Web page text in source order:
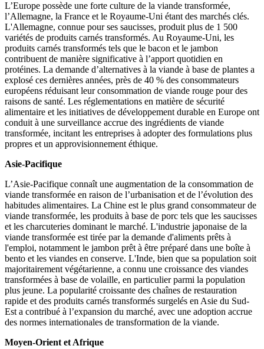
L’Europe possède une forte culture de la viande transformée,
l’Allemagne, la France et le Royaume-Uni étant des marchés clés.
L'Allemagne, connue pour ses saucisses, produit plus de 1 500
variétés de produits carnés transformés. Au Royaume-Uni, les
produits carnés transformés tels que le bacon et le jambon
contribuent de manière significative à l’apport quotidien en
protéines. La demande d’alternatives à la viande à base de plantes a
explosé ces dernières années, près de 40 % des consommateurs
européens réduisant leur consommation de viande rouge pour des
raisons de santé. Les réglementations en matière de sécurité
alimentaire et les initiatives de développement durable en Europe ont
conduit à une surveillance accrue des ingrédients de viande
transformée, incitant les entreprises à adopter des formulations plus
propres et un approvisionnement éthique.
Asie-Pacifique
L’Asie-Pacifique connaît une augmentation de la consommation de
viande transformée en raison de l’urbanisation et de l’évolution des
habitudes alimentaires. La Chine est le plus grand consommateur de
viande transformée, les produits à base de porc tels que les saucisses
et les charcuteries dominant le marché. L'industrie japonaise de la
viande transformée est tirée par la demande d'aliments prêts à
l'emploi, notamment le jambon prêt à être préparé dans une boîte à
bento et les viandes en conserve. L'Inde, bien que sa population soit
majoritairement végétarienne, a connu une croissance des viandes
transformées à base de volaille, en particulier parmi la population
plus jeune. La popularité croissante des chaînes de restauration
rapide et des produits carnés transformés surgelés en Asie du Sud-
Est a contribué à l’expansion du marché, avec une adoption accrue
des normes internationales de transformation de la viande.
Moyen-Orient et Afrique